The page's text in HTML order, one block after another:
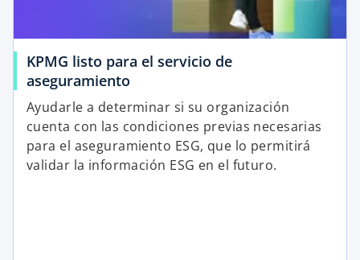
KPMG listo para el servicio de
aseguramiento
Ayudarle a determinar si su organización
cuenta con las condiciones previas necesarias
para el aseguramiento ESG, que lo permitirá
validar la información ESG en el futuro.